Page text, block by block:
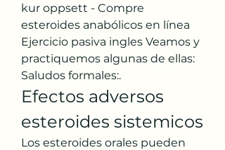
kur oppsett - Compre
esteroides anabólicos en línea
Ejercicio pasiva ingles Veamos y
practiquemos algunas de ellas:
Saludos formales:.
Efectos adversos
esteroides sistemicos
Los esteroides orales pueden